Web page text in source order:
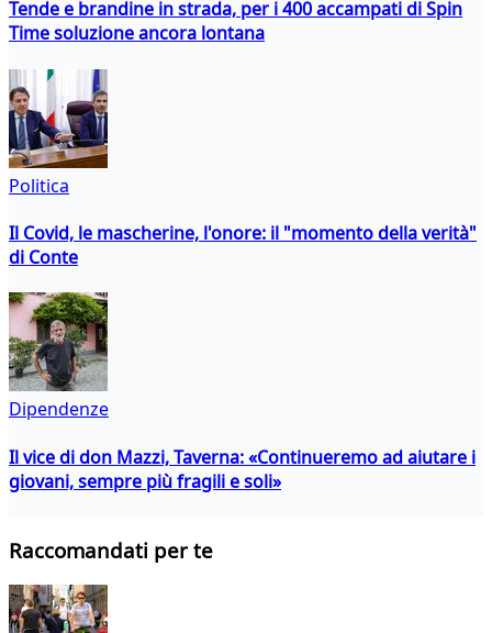
Tende e brandine in strada, per i 400 accampati di Spin
Time soluzione ancora lontana
Politica
Il Covid, le mascherine, l'onore: il "momento della verità"
di Conte
Dipendenze
Il vice di don Mazzi, Taverna: «Continueremo ad aiutare i
giovani, sempre più fragili e soli»
Raccomandati per te